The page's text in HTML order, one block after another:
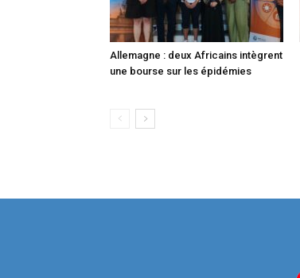
Allemagne : deux Africains intègrent
une bourse sur les épidémies